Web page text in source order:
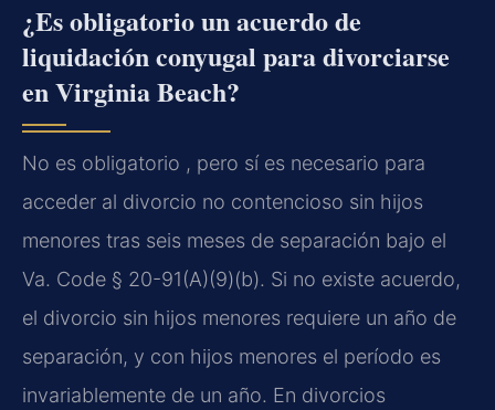
¿Es obligatorio un acuerdo de
liquidación conyugal para divorciarse
en Virginia Beach?
No es obligatorio , pero sí es necesario para
acceder al divorcio no contencioso sin hijos
menores tras seis meses de separación bajo el
Va. Code § 20-91(A)(9)(b). Si no existe acuerdo,
el divorcio sin hijos menores requiere un año de
separación, y con hijos menores el período es
invariablemente de un año. En divorcios